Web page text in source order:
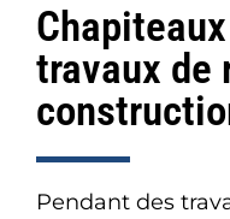
travaux de
Pendant des